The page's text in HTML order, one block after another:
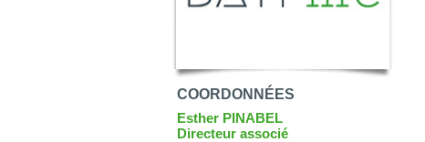
COORDONNÉES
Esther PINABEL
Directeur associé